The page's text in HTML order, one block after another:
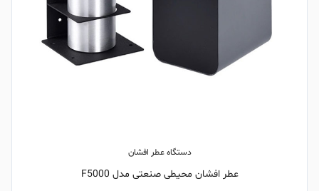
دستگاه عطر افشان
عطر افشان محیطی صنعتی مدل F5000